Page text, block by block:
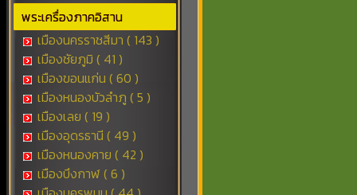
พระเครื่องภาคอิสาน
เมืองนครราชสีมา ( 143 )
เมืองชัยภูมิ ( 41 )
เมืองขอนแก่น ( 60 )
เมืองหนองบัวลำภู ( 5 )
เมืองเลย ( 19 )
เมืองอุดรธานี ( 49 )
เมืองหนองคาย ( 42 )
เมืองบึงกาฬ ( 6 )